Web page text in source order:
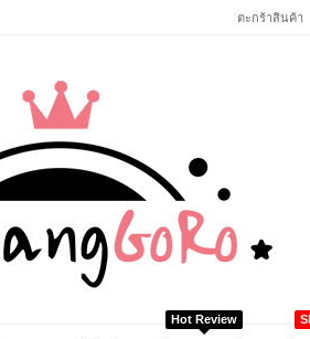
ตะกร้าสินค้า
Hot Review